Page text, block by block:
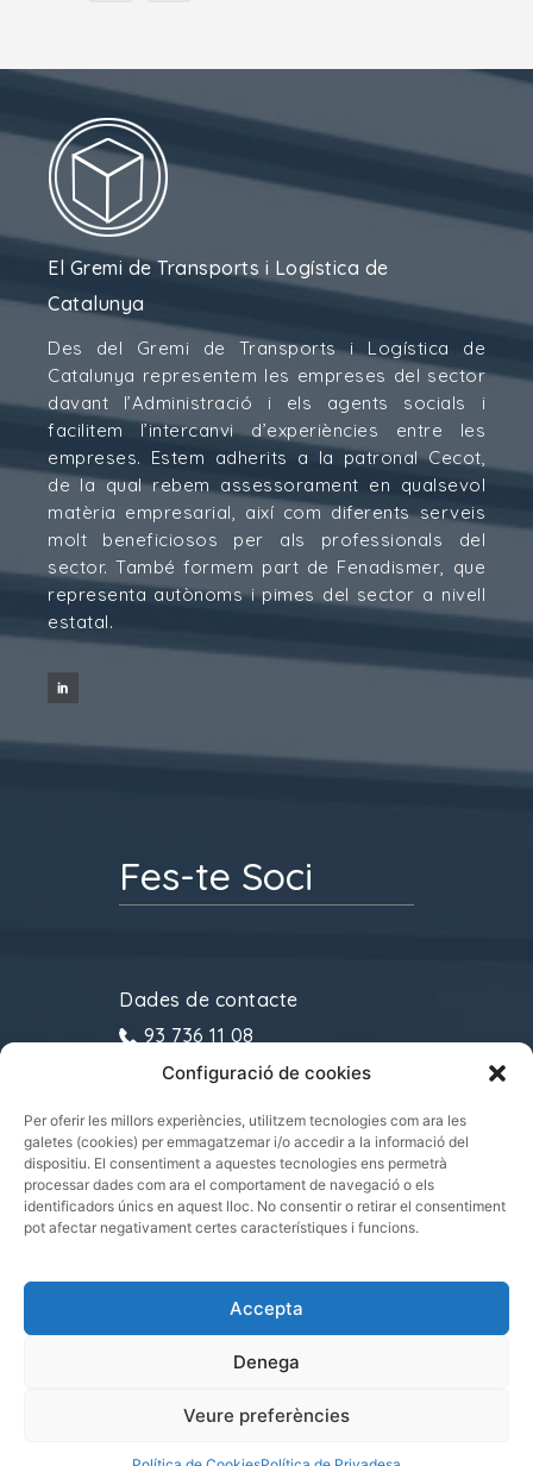
Configuració de cookies
Per oferir les millors experiències, utilitzem tecnologies com ara les
galetes (cookies) per emmagatzemar i/o accedir a la informació del
dispositiu. El consentiment a aquestes tecnologies ens permetrà
processar dades com ara el comportament de navegació o els
identificadors únics en aquest lloc. No consentir o retirar el consentiment
pot afectar negativament certes característiques i funcions.
Accepta
Denega
Veure preferències
El Gremi de Transports i Logística de
Catalunya
Des del Gremi de Transports i Logística de
Catalunya representem les empreses del sector
davant l’Administració i els agents socials i
facilitem l’intercanvi d’experiències entre les
empreses. Estem adherits a la patronal Cecot,
de la qual rebem assessorament en qualsevol
matèria empresarial, així com diferents serveis
molt beneficiosos per als professionals del
sector. També formem part de Fenadismer, que
representa autònoms i pimes del sector a nivell
estatal.
Fes-te Soci
Dades de contacte
93 736 11 08
gremitransports@cecot.org
C/ Sant Pau, 6. 08221
Terrassa
Gremi de Transports i Logística de Catalunya
2021.
Tots els drets reservats
POLÍTICA DE PRIVADESA|POLÍTICA DE COOKIES
AVÍS LEGAL